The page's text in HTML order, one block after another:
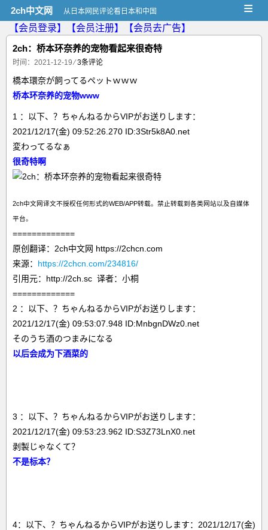
2ch中文网 从日本网民评论看日本和中国 ≡
【会员登录】 【会员注册】
【会员去广告】
2ch：桥本环奈养的宠物看起来很奇特
时间：2021-12-19 ⁄3条评论
橋本環奈が飼ってるペットｗｗｗ
桥本环奈养的宠物www
1 ：以下、？ちゃんねるからVIPがお送りします：
2021/12/17(金) 09:52:26.270 ID:3Str5k8A0.net
変わってるなぁ
很奇特啊
2ch中文网译文不授权任何形式的WEB/APP转载。禁止转载到各类网站以及自媒体
平台。
=============
原创翻译：2ch中文网 https://2chcn.com
来源： https://2chcn.com/234816/
引用元：http://2ch.sc 译者：小桐
=============
2 ：以下、？ちゃんねるからVIPがお送りします：
2021/12/17(金) 09:53:07.948 ID:MnbgnDWz0.net
そのうち酒のつまみになる
以后会成为下酒菜的
3 ：以下、？ちゃんねるからVIPがお送りします：
2021/12/17(金) 09:53:23.962 ID:S3Z73LnX0.net
剥製じゃなくて？
不是标本？
4：以下、？ちゃんねるからVIPがお送りします：2021/12/17(金)